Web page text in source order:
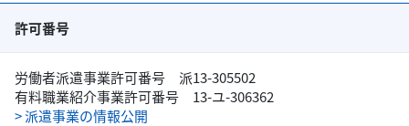
許可番号
労働者派遣事業許可番号 派13-305502
有料職業紹介事業許可番号 13-ユ-306362
> 派遣事業の情報公開